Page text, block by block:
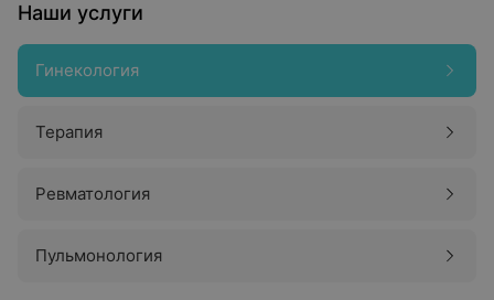
Наши услуги
Гинекология
Терапия
Ревматология
Пульмонология